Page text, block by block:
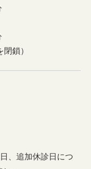
鎖）
、追加休診日につ